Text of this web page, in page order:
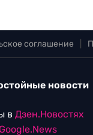
соглашение
новости
в Дзен.Новостях
Google.News